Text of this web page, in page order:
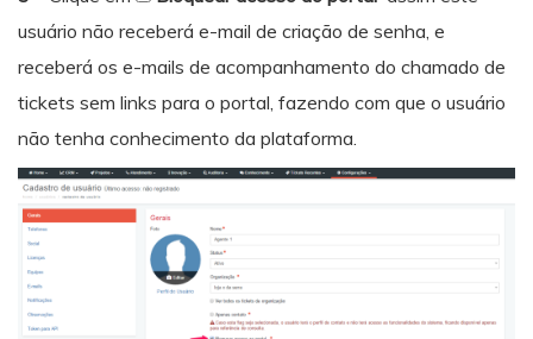
usuário não receberá e-mail de criação de senha, e
receberá os e-mails de acompanhamento do chamado de
tickets sem links para o portal, fazendo com que o usuário
não tenha conhecimento da plataforma.